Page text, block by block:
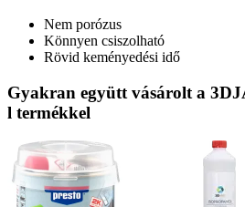
Nem porózus
Könnyen csiszolható
Rövid keményedési idő
Gyakran együtt vásárolt a
l termékkel